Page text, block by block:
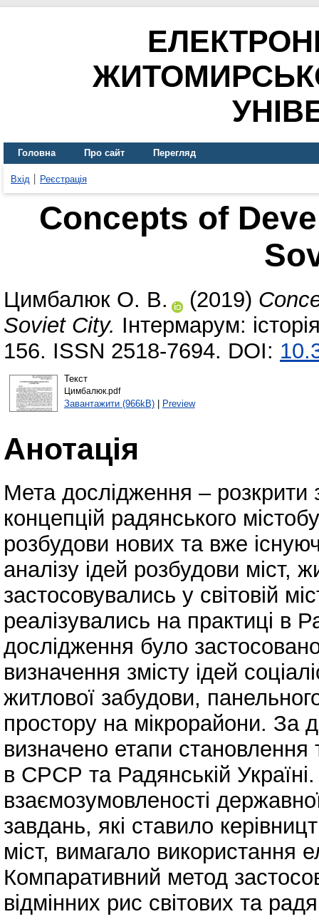
Головна Про сайт Перегляд
Вхід Реєстрація
Concepts of
Цимбалюк О. В. (2019)
Soviet City. Інтермарум:
156. ISSN 2518-7694. DOI:
Текст
Цимбалюк.pdf
Завантажити (966kB)| Preview
Анотація
Мета дослідження – розкрити
концепцій радянського
розбудови нових та вже
аналізу ідей розбудови міст,
застосовувались у світовій
реалізувались на практиці в
дослідження було
визначення змісту ідей
житлової забудови,
простору на мікрорайони. За
визначено етапи становлення
в СРСР та Радянській
взаємозумовленості
завдань, які ставило
міст, вимагало використання
Компаративний метод
відмінних рис світових та